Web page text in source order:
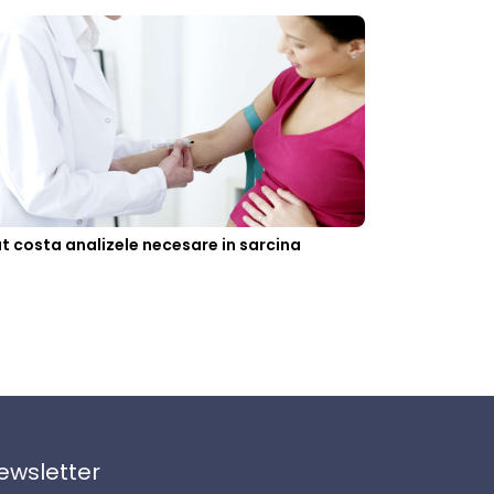
costa analizele necesare in sarcina